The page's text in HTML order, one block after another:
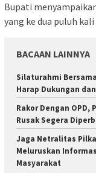
Bupati
yang ke dua puluh
BACAAN LAINNYA
Silaturahmi
Harap Dukungan
Rakor Dengan
Rusak Segera
Jaga Netralitas
Meluruskan
Masyarakat